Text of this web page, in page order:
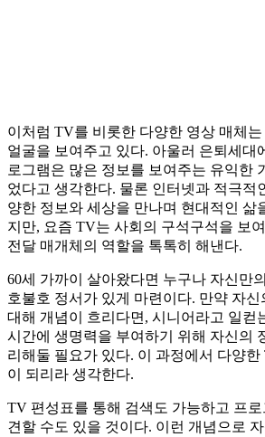
이처럼 TV를 비롯한 다양한 영상 매체
얼굴을 보여주고 있다. 아울러 은퇴세대
로그램은 많은 정보를 보여주는 유익한
었다고 생각한다. 물론 인터넷과 적극적
양한 정보와 세상을 만나며 현대적인 삶
지만, 요즘 TV는 사회의 구석구석을 보
전달 매개체의 역할을 톡톡히 해낸다.
60세 가까이 살아왔다면 누구나 자신만
호불호 정서가 있게 마련이다. 만약 자신
대해 개념이 흐리다면, 시니어라고 일컫
시간에 생명력을 부여하기 위해 자신의
리해둘 필요가 있다. 이 과정에서 다양
이 되리라 생각한다.
TV 편성표를 통해 검색도 가능하고 프
견할 수도 있을 것이다. 이런 개념으로